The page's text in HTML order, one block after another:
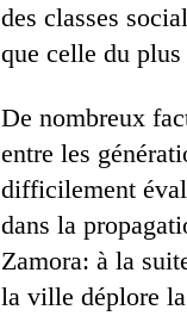
des classes
que celle du plus
De nombreux
entre les
difficilement
dans la
Zamora: à la
la ville déplore